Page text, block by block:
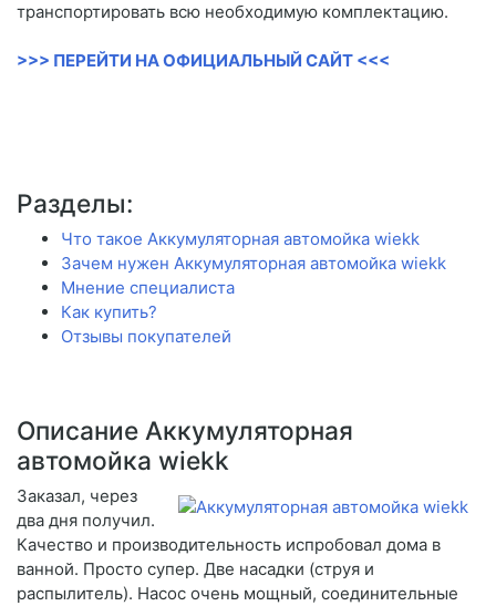
транспортировать всю необходимую комплектацию.
>>> ПЕРЕЙТИ НА ОФИЦИАЛЬНЫЙ САЙТ <<<
Разделы:
Что такое Аккумуляторная автомойка wiekk
Зачем нужен Аккумуляторная автомойка wiekk
Мнение специалиста
Как купить?
Отзывы покупателей
Описание Аккумуляторная
автомойка wiekk
Заказал, через
два дня получил.
Качество и производительность испробовал дома в
ванной. Просто супер. Две насадки (струя и
распылитель). Насос очень мощный, соединительные